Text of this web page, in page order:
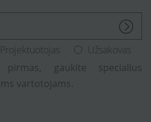
Projektuotojas
Užsakovas
pirmas, gaukite specialius
vartotojams.